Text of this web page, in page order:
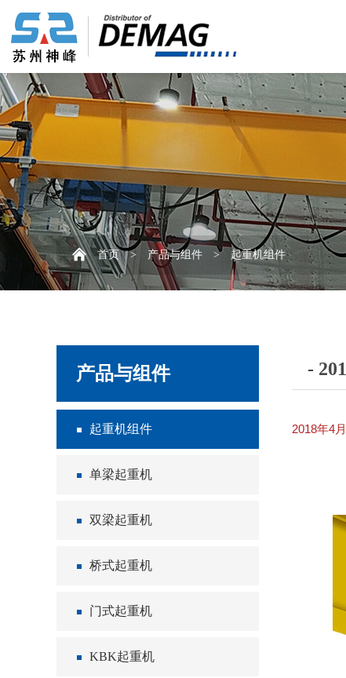
首页 > 产品与组件 > 起重机组件
产品与组件
起重机组件
单梁起重机
双梁起重机
桥式起重机
门式起重机
KBK起重机
-
2018年4